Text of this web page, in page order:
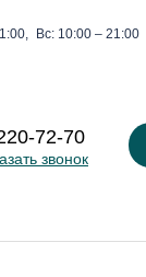
Вс: 10:00 – 21:00
72-70
звонок